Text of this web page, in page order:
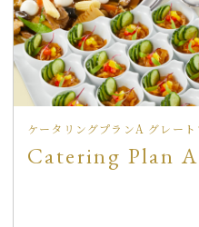
ケータリングプランA グレー
Catering Plan